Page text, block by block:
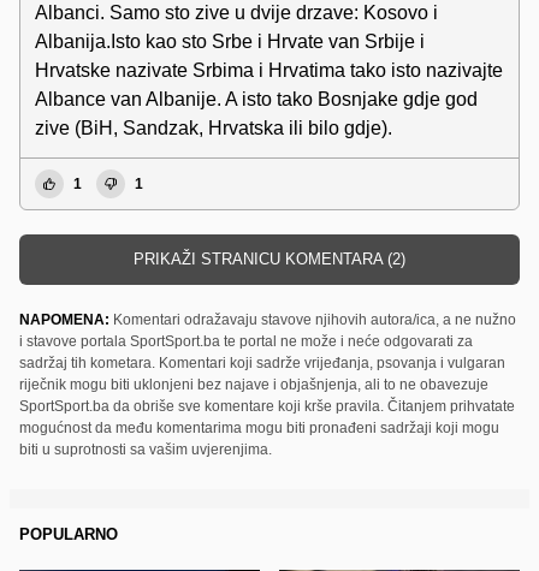
Albanci. Samo sto zive u dvije drzave: Kosovo i
Albanija.Isto kao sto Srbe i Hrvate van Srbije i
Hrvatske nazivate Srbima i Hrvatima tako isto nazivajte
Albance van Albanije. A isto tako Bosnjake gdje god
zive (BiH, Sandzak, Hrvatska ili bilo gdje).
1 1
PRIKAŽI STRANICU KOMENTARA (2)
NAPOMENA: Komentari odražavaju stavove njihovih autora/ica, a ne nužno
i stavove portala SportSport.ba te portal ne može i neće odgovarati za
sadržaj tih kometara. Komentari koji sadrže vrijeđanja, psovanja i vulgaran
riječnik mogu biti uklonjeni bez najave i objašnjenja, ali to ne obavezuje
SportSport.ba da obriše sve komentare koji krše pravila. Čitanjem prihvatate
mogućnost da među komentarima mogu biti pronađeni sadržaji koji mogu
biti u suprotnosti sa vašim uvjerenjima.
POPULARNO